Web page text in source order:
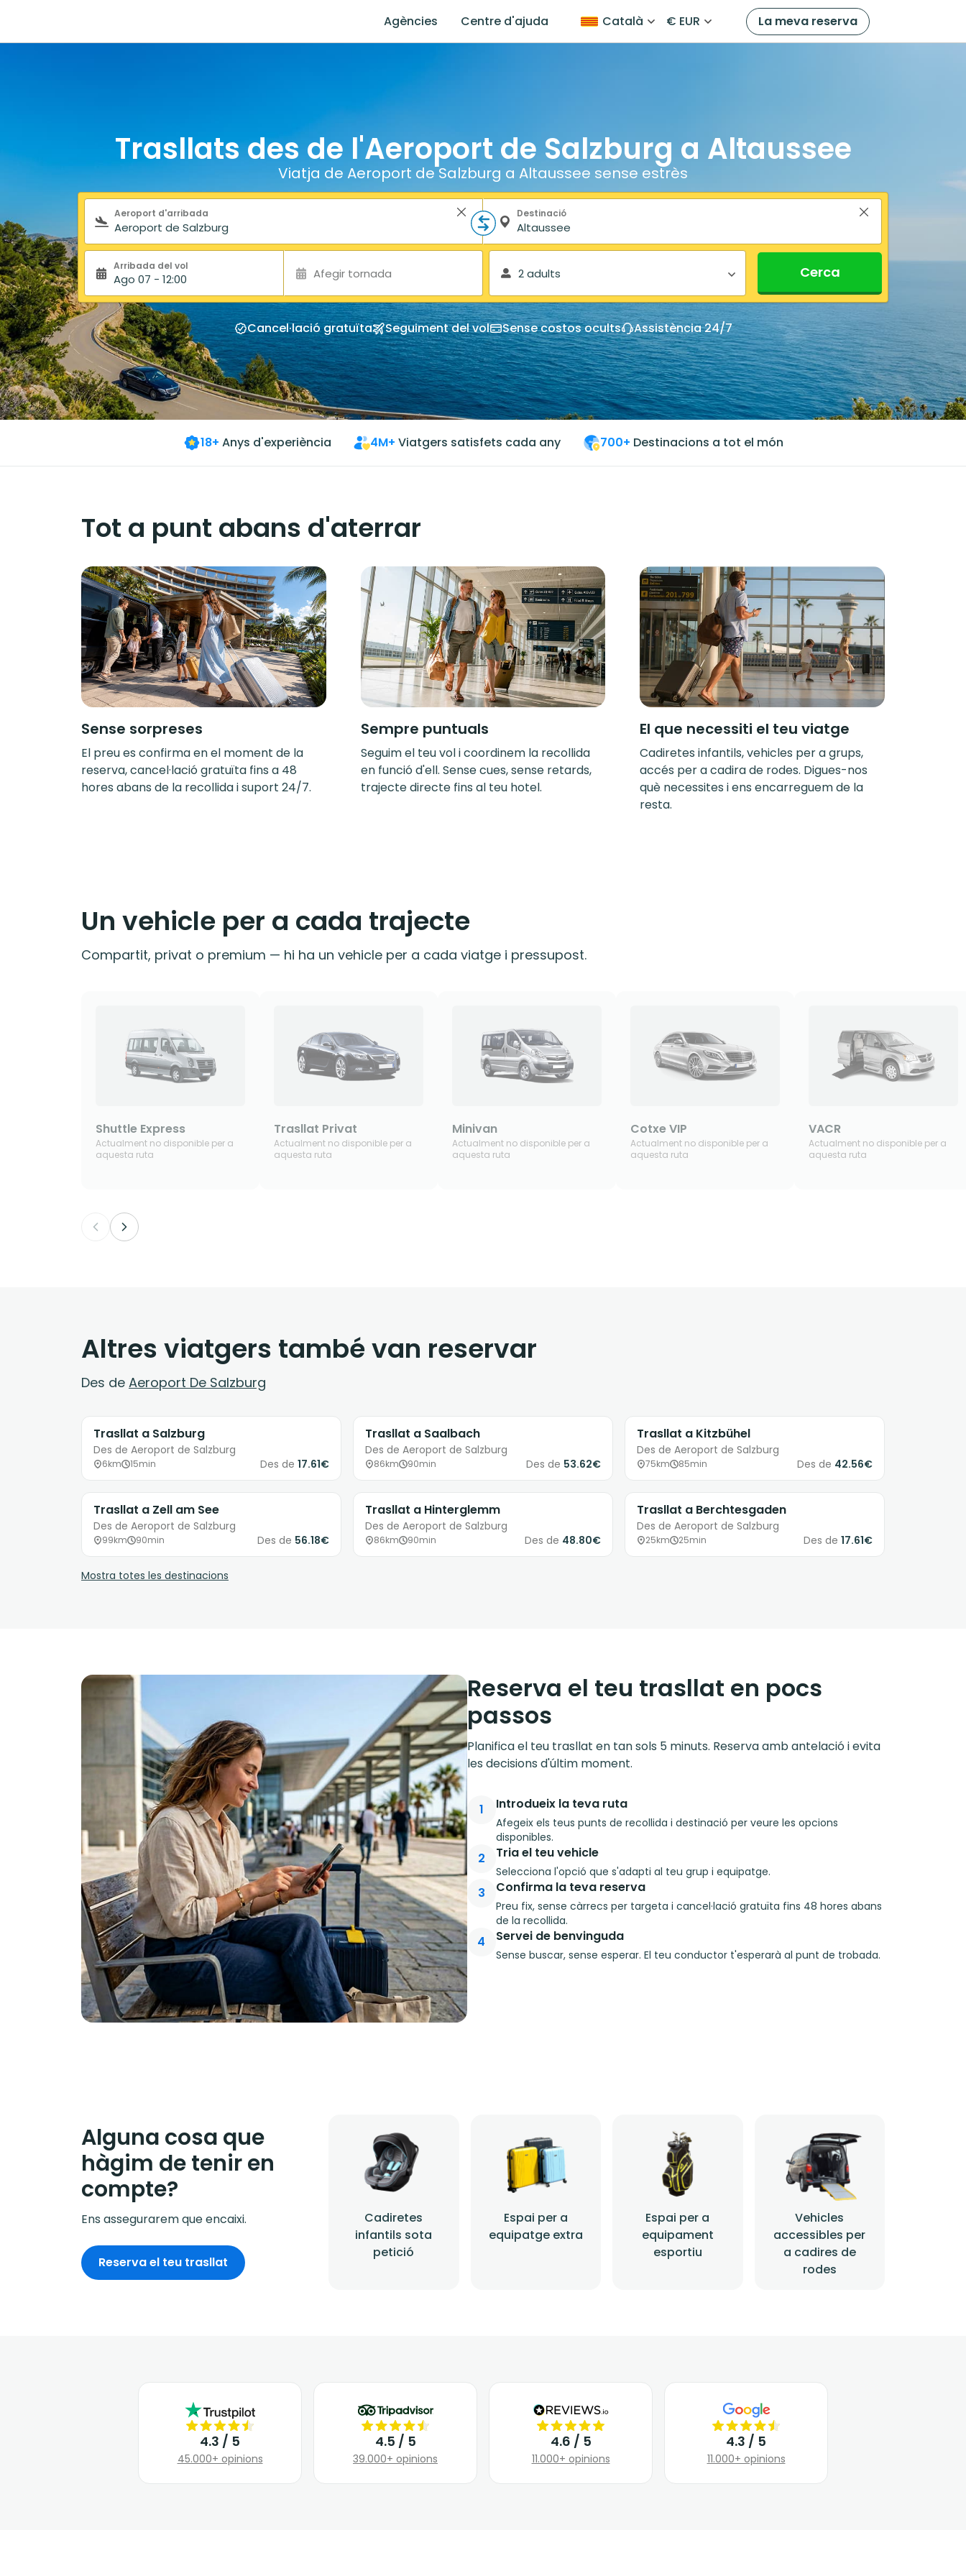
Agències Centre d'ajuda Català € EUR La meva reserva
Trasllats des de l'Aeroport de Salzburg a Altaussee
Viatja de Aeroport de Salzburg a Altaussee sense estrès
Formulari de cerca
Aeroport d'arribada Destinació
Arribada del vol
Ago 07 - 12:00 Afegir tornada 2 adults Cerca
Cancel·lació gratuïta Seguiment del vol Sense costos ocults Assistència 24/7
18+ Anys d'experiència 4M+ Viatgers satisfets cada any 700+ Destinacions a tot el món
Tot a punt abans d'aterrar
Sense sorpreses
El preu es confirma en el moment de la
reserva, cancel·lació gratuïta fins a 48
hores abans de la recollida i suport 24/7.
Sempre puntuals
Seguim el teu vol i coordinem la recollida
en funció d'ell. Sense cues, sense retards,
trajecte directe fins al teu hotel.
El que necessiti el teu viatge
Cadiretes infantils, vehicles per a grups,
accés per a cadira de rodes. Digues-nos
què necessites i ens encarreguem de la
resta.
Un vehicle per a cada trajecte
Compartit, privat o premium — hi ha un vehicle per a cada viatge i pressupost.
Shuttle Express
Actualment no disponible per a
aquesta ruta
Trasllat Privat
Actualment no disponible per a
aquesta ruta
Minivan
Actualment no disponible per a
aquesta ruta
Cotxe VIP
Actualment no disponible per a
aquesta ruta
VACR
Actualment no disponible per a
aquesta ruta
Altres viatgers també van reservar
Des de Aeroport De Salzburg
Trasllat a Salzburg
Des de Aeroport de Salzburg
6km 15min Des de 17.61€
Trasllat a Saalbach
Des de Aeroport de Salzburg
86km 90min Des de 53.62€
Trasllat a Kitzbühel
Des de Aeroport de Salzburg
75km 85min Des de 42.56€
Trasllat a Zell am See
Des de Aeroport de Salzburg
99km 90min Des de 56.18€
Trasllat a Hinterglemm
Des de Aeroport de Salzburg
86km 90min Des de 48.80€
Trasllat a Berchtesgaden
Des de Aeroport de Salzburg
25km 25min Des de 17.61€
Mostra totes les destinacions
Reserva el teu trasllat en pocs
passos
Planifica el teu trasllat en tan sols 5 minuts. Reserva amb antelació i evita
les decisions d'últim moment.
1 Introdueix la teva ruta
Afegeix els teus punts de recollida i destinació per veure les opcions
disponibles.
2 Tria el teu vehicle
Selecciona l'opció que s'adapti al teu grup i equipatge.
3 Confirma la teva reserva
Preu fix, sense càrrecs per targeta i cancel·lació gratuïta fins 48 hores abans
de la recollida.
4 Servei de benvinguda
Sense buscar, sense esperar. El teu conductor t'esperarà al punt de trobada.
Alguna cosa que
hàgim de tenir en
compte?
Ens assegurarem que encaixi.
Cadiretes
infantils sota
petició
Espai per a
equipatge extra
Espai per a
equipament
esportiu
Vehicles
accessibles per
a cadires de
rodes
Reserva el teu trasllat
4.3 / 5
45.000+ opinions
4.5 / 5
39.000+ opinions
4.6 / 5
11.000+ opinions
4.3 / 5
11.000+ opinions